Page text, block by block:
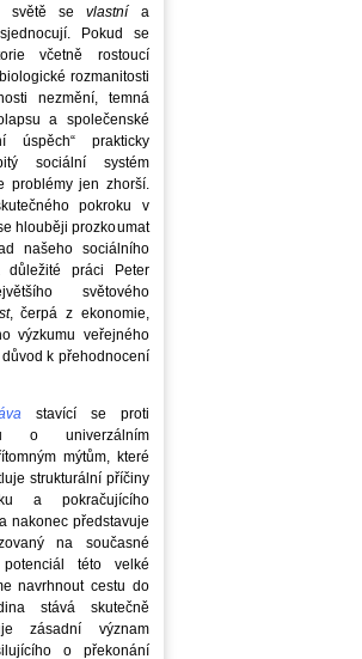
světě sevlastnía
Pokud se
včetně rostoucí
rozmanitosti
nezmění, temná
a společenské
úspěch“ prakticky
sociální systém
problémy jen zhorší.
pokroku v
hlouběji prozkoumat
našeho sociálního
práci Peter
světového
, čerpá z ekonomie,
výzkumu veřejného
k přehodnocení
stavící se proti
o univerzálním
mýtům, které
strukturální příčiny
a pokračujícího
nakonec představuje
na současné
této velké
navrhnout cestu do
stává skutečně
zásadní význam
o překonání